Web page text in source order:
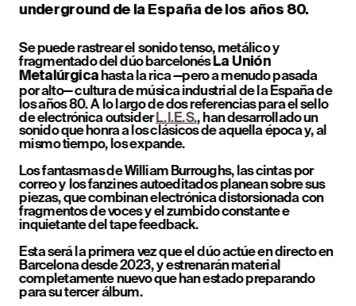
underground de la España de los años 80.
Se puede rastrear el sonido tenso, metálico y
fragmentado del dúo barcelonés La Unión
Metalúrgica hasta la rica —pero a menudo pasada
por alto— cultura de música industrial de la España de
los años 80. A lo largo de dos referencias para el sello
de electrónica outsider L.I.E.S., han desarrollado un
sonido que honra a los clásicos de aquella época y, al
mismo tiempo, los expande.
Los fantasmas de William Burroughs, las cintas por
correo y los fanzines autoeditados planean sobre sus
piezas, que combinan electrónica distorsionada con
fragmentos de voces y el zumbido constante e
inquietante del tape feedback.
Esta será la primera vez que el dúo actúe en directo en
Barcelona desde 2023, y estrenarán material
completamente nuevo que han estado preparando
para su tercer álbum.